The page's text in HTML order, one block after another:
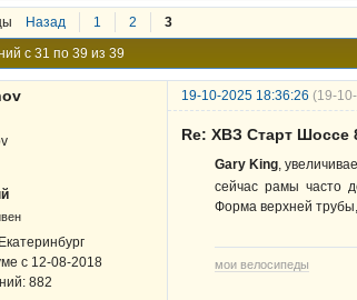
Назад 1 2 3
с 31 по 39 из 39
19-10-2025 18:36:26 (19-
Екатеринбург
с 12-08-2018
882
Re: ХВЗ Старт Шоссе
Gary King,
сейчас рамы часто
Форма верхней
мои велосипеды